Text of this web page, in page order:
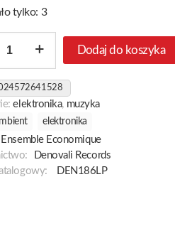
tylko: 3
Dodaj do koszyka
elektronika, muzyka
elektronika
Ensemble Economique
Denovali Records
DEN186LP